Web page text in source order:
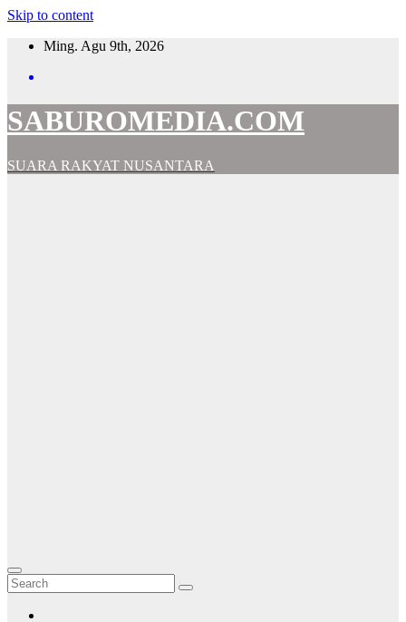
Skip to content
Ming. Agu 9th, 2026
SABUROMEDIA.COM
SUARA RAKYAT NUSANTARA